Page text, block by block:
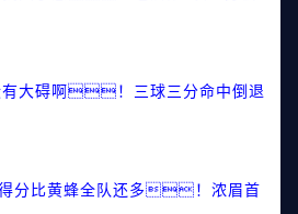
有大碍啊！三球三分命中倒退
分比黄蜂全队还多！浓眉首